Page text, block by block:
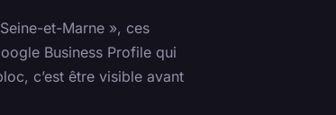
et-Marne », ces
Business Profile qui
c’est être visible avant